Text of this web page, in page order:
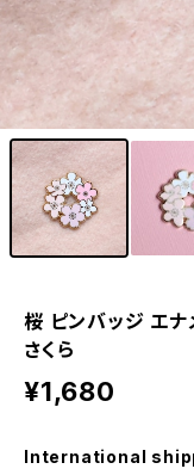
桜 ピンバッジ エ
さくら
¥1,680
International